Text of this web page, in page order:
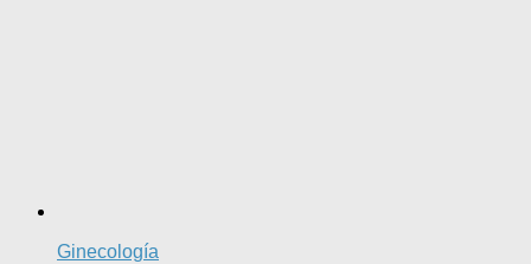
Ginecología